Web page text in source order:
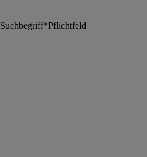
Suchbegriff*Pflichtfeld